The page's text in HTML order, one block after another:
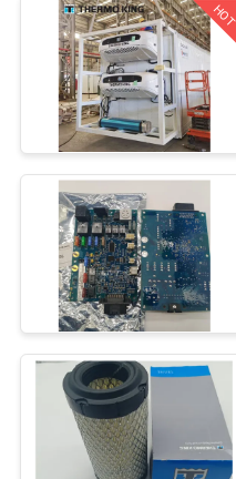
আমাদের
যোগাযোগ
খবর
সাইট
ম্যাপ
গোপনীয়তা
ক্যারিয়ার
ইউনিট
থার্মো কিং
HOT